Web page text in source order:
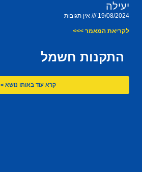
יעילה
19/08/2024 אין תגובות
לקריאת המאמר >>>
התקנות חשמל
קרא עוד באותו נושא >